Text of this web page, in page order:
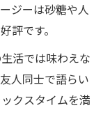
ジーは砂糖や人
評です。
活では味わえな
人同士で語らい
クスタイムを満